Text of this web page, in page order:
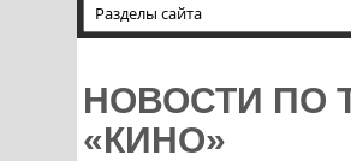
НОВОСТИ ПО
«КИНО»